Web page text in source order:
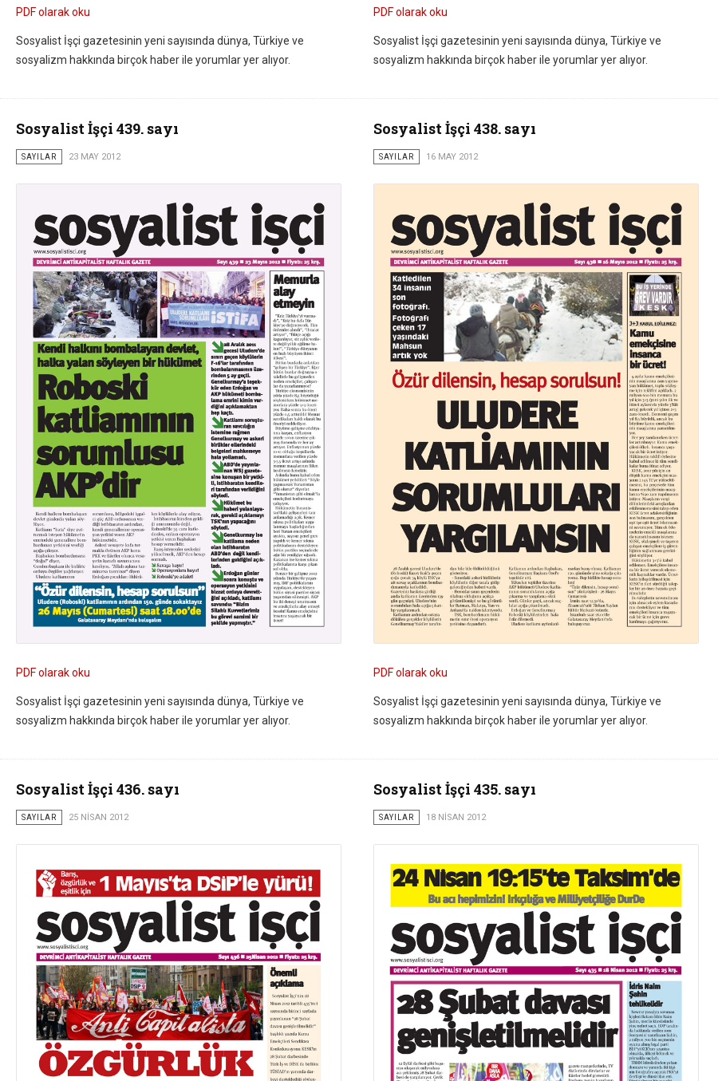
PDF olarak oku
Sosyalist İşçi gazetesinin yeni sayısında dünya, Türkiye ve
sosyalizm hakkında birçok haber ile yorumlar yer alıyor.
PDF olarak oku
Sosyalist İşçi gazetesinin yeni sayısında dünya, Türkiye ve
sosyalizm hakkında birçok haber ile yorumlar yer alıyor.
Sosyalist İşçi 439. sayı
SAYILAR 23 MAY 2012
PDF olarak oku
Sosyalist İşçi gazetesinin yeni sayısında dünya, Türkiye ve
sosyalizm hakkında birçok haber ile yorumlar yer alıyor.
Sosyalist İşçi 438. sayı
SAYILAR 16 MAY 2012
PDF olarak oku
Sosyalist İşçi gazetesinin yeni sayısında dünya, Türkiye ve
sosyalizm hakkında birçok haber ile yorumlar yer alıyor.
Sosyalist İşçi 436. sayı
SAYILAR 25 NISAN 2012
Sosyalist İşçi 435. sayı
SAYILAR 18 NISAN 2012